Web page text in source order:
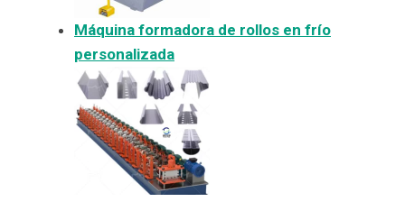
Máquina formadora de rollos en frío
personalizada